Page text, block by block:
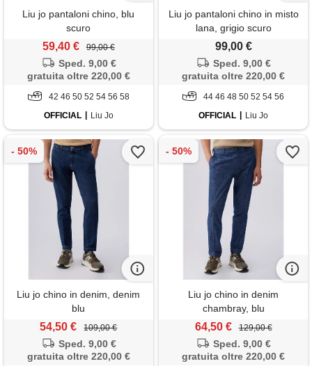
Liu jo pantaloni chino, blu
scuro
59,40 € 99,00 €
Sped. 9,00 €
gratuita oltre 220,00 €
42 46 50 52 54 56 58
OFFICIAL
Liu Jo
Liu jo pantaloni chino in misto
lana, grigio scuro
99,00 €
Sped. 9,00 €
gratuita oltre 220,00 €
44 46 48 50 52 54 56
OFFICIAL
Liu Jo
Liu jo chino in denim, denim
blu
54,50 € 109,00 €
Sped. 9,00 €
gratuita oltre 220,00 €
Liu jo chino in denim
chambray, blu
64,50 € 129,00 €
Sped. 9,00 €
gratuita oltre 220,00 €